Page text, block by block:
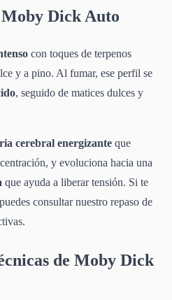
Moby Dick Auto
con toques de terpenos
y a pino. Al fumar, ese perfil se
, seguido de matices dulces y
cerebral energizante que
y evoluciona hacia una
que ayuda a liberar tensión. Si te
consultar nuestro repaso de
de Moby Dick